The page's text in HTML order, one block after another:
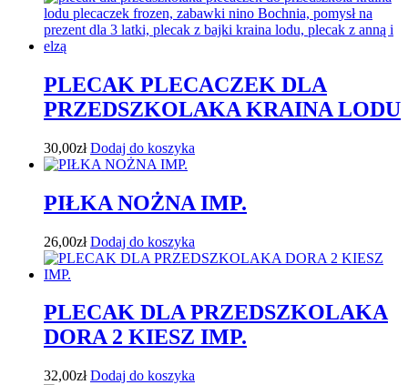
PLECAK PLECACZEK DLA
PRZEDSZKOLAKA KRAINA LODU
30,00zł Dodaj do koszyka
PIŁKA NOŻNA IMP.
26,00zł Dodaj do koszyka
PLECAK DLA PRZEDSZKOLAKA
DORA 2 KIESZ IMP.
32,00zł Dodaj do koszyka